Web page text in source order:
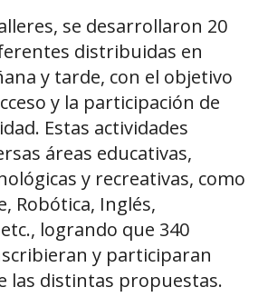
se desarrollaron 20
distribuidas en
y tarde, con el objetivo
y la participación de
Estas actividades
áreas educativas,
y recreativas, como
Robótica, Inglés,
logrando que 340
y participaran
las distintas propuestas.